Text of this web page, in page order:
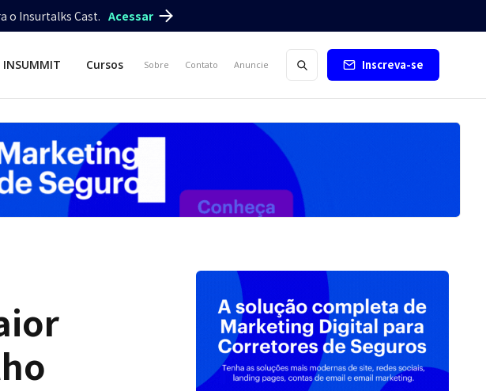
o Insurtalks Cast. Acessar
INSUMMIT Cursos Sobre Contato Anuncie Inscreva-se